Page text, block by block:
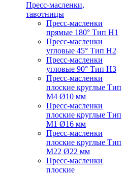
Пресс-масленки,
тавотницы
Пресс-масленки
прямые 180° Тип H1
Пресс-масленки
угловые 45° Тип H2
Пресс-масленки
угловые 90° Тип H3
Пресс-масленки
плоские круглые Тип
M4 Ø10 мм
Пресс-масленки
плоские круглые Тип
M1 Ø16 мм
Пресс-масленки
плоские круглые Тип
M22 Ø22 мм
Пресс-масленки
плоские